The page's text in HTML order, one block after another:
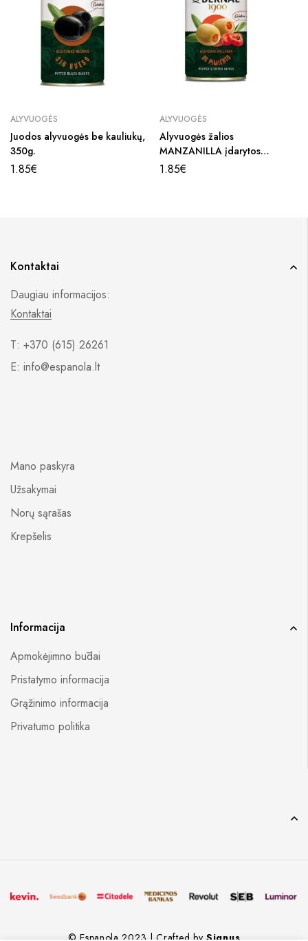
ALYVUOGĖS
Juodos alyvuogės be kauliukų,
350g.
1.85€
ALYVUOGĖS
Alyvuogės žalios
MANZANILLA įdarytos
Raudona paprika, 292g.
1.85€
Kontaktai
Daugiau informacijos:
Kontaktai
T: +370 (615) 26261
E: info@espanola.lt
Mano paskyra
Užsakymai
Norų sąrašas
Krepšelis
Informacija
Apmokėjimno būdai
Pristatymo informacija
Grąžinimo informacija
Privatumo politika
© Espanola 2023 | Crafted bySignus